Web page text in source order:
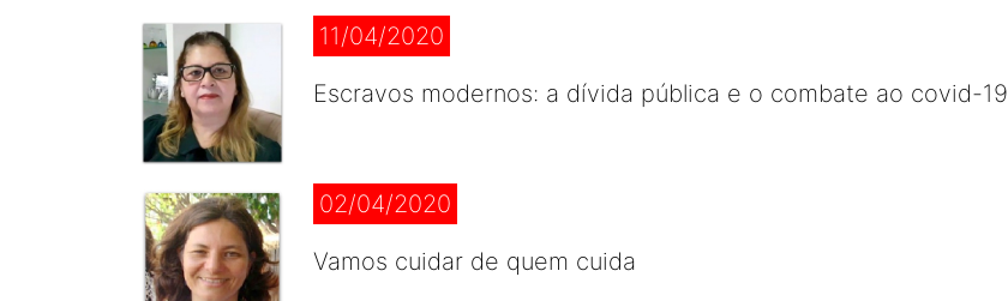
11/04/2020
Escravos modernos: a dívida pública e o combate ao covid-19
02/04/2020
Vamos cuidar de quem cuida